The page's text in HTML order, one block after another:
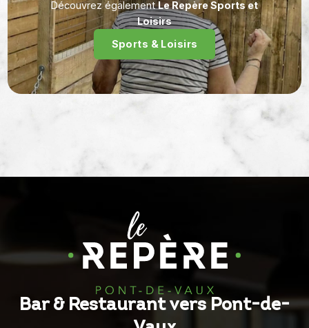
Découvrez égalementLe Repère Sports et
Loisirs
Sports & Loisirs
Bar & Restaurant vers Pont-de-